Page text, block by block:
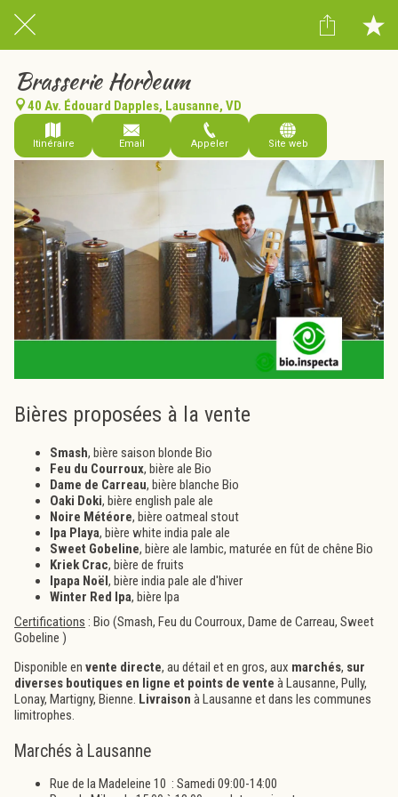
Brasserie Hordeum
40 Av. Édouard Dapples, Lausanne, VD
Itinéraire Email Appeler Site web
Bières proposées à la vente
Smash, bière saison blonde Bio
Feu du Courroux, bière ale Bio
Dame de Carreau, bière blanche Bio
Oaki Doki, bière english pale ale
Noire Météore, bière oatmeal stout
Ipa Playa, bière white india pale ale
Sweet Gobeline, bière ale lambic, maturée en fût de chêne Bio
Kriek Crac, bière de fruits
Ipapa Noël, bière india pale ale d'hiver
Winter Red Ipa, bière Ipa
Certifications : Bio (Smash, Feu du Courroux, Dame de Carreau, Sweet
Gobeline )
Disponible en vente directe, au détail et en gros, aux marchés, sur
diverses boutiques en ligne et points de vente à Lausanne, Pully,
Lonay, Martigny, Bienne. Livraison à Lausanne et dans les communes
limitrophes.
Marchés à Lausanne
Rue de la Madeleine 10 : Samedi 09:00-14:00